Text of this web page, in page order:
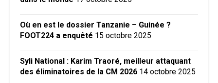
Où en est le dossier Tanzanie – Guinée ?
FOOT224 a enquêté 15 octobre 2025
Syli National : Karim Traoré, meilleur attaquant
des éliminatoires de la CM 2026 14 octobre 2025